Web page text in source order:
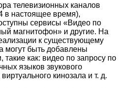
телевизионных каналов
в настоящее время),
сервисы «Видео по
магнитофон» и другие. На
к существующему
могут быть добавлены
такие как: видео по запросу по
языков звукового
кинозала и т. д.